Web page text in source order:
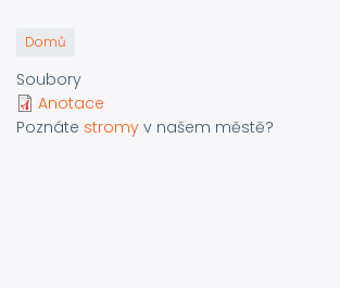
Domů
Soubory
Anotace
Poznáte stromy v našem městě?